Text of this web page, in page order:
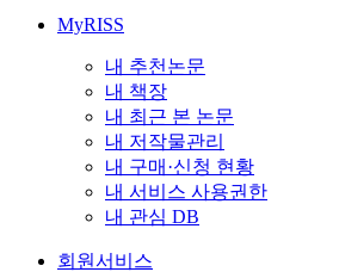
MyRISS
내 추천논문
내 책장
내 최근 본 논문
내 저작물관리
내 구매·신청 현황
내 서비스 사용권한
내 관심 DB
회원서비스